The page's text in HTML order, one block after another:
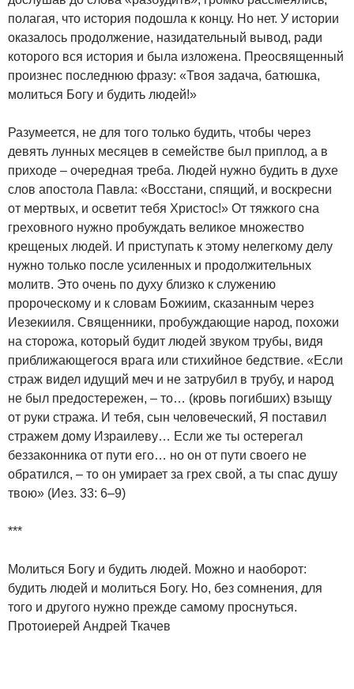
полагая, что история подошла к концу. Но нет. У истории
оказалось продолжение, назидательный вывод, ради
которого вся история и была изложена. Преосвященный
произнес последнюю фразу: «Твоя задача, батюшка,
молиться Богу и будить людей!»
Разумеется, не для того только будить, чтобы через
девять лунных месяцев в семействе был приплод, а в
приходе – очередная треба. Людей нужно будить в духе
слов апостола Павла: «Восстани, спящий, и воскресни
от мертвых, и осветит тебя Христос!» От тяжкого сна
греховного нужно пробуждать великое множество
крещеных людей. И приступать к этому нелегкому делу
нужно только после усиленных и продолжительных
молитв. Это очень по духу близко к служению
пророческому и к словам Божиим, сказанным через
Иезекииля. Священники, пробуждающие народ, похожи
на сторожа, который будит людей звуком трубы, видя
приближающегося врага или стихийное бедствие. «Если
страж видел идущий меч и не затрубил в трубу, и народ
не был предостережен, – то… (кровь погибших) взыщу
от руки стража. И тебя, сын человеческий, Я поставил
стражем дому Израилеву… Если же ты остерегал
беззаконника от пути его… но он от пути своего не
обратился, – то он умирает за грех свой, а ты спас душу
твою» (Иез. 33: 6–9)
***
Молиться Богу и будить людей. Можно и наоборот:
будить людей и молиться Богу. Но, без сомнения, для
того и другого нужно прежде самому проснуться.
Протоиерей Андрей Ткачев